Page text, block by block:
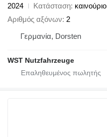
2024
Κατάσταση καινούριο
Αριθμός αξόνων 2
Γερμανία, Dorsten
WST Nutzfahrzeuge